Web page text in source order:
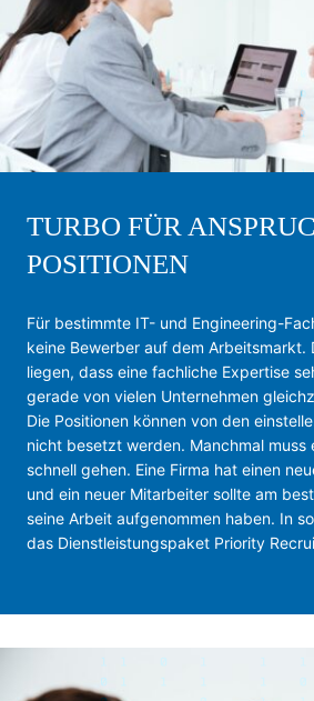
TURBO FÜR
POSITIONEN
Für bestimmte IT- und Engineering-
keine Bewerber auf dem Arbeitsmarkt.
liegen, dass eine fachliche Expertise
gerade von vielen Unternehmen
Die Positionen können von den
nicht besetzt werden. Manchmal muss
schnell gehen. Eine Firma hat einen
und ein neuer Mitarbeiter sollte am
seine Arbeit aufgenommen haben. In
das Dienstleistungspaket Priority